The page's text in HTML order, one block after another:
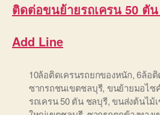
ติดต่อขนย้ายรถเครน 50 ตั
Add Line
10ล้อติดเครนรถยกของหนัก,6ล้อติ
ซากรถชนเขตชลบุรี, ขนย้ายมอไซ
รถเครน 50 ตัน ชลบุรี,ขนส่งต้นไม้